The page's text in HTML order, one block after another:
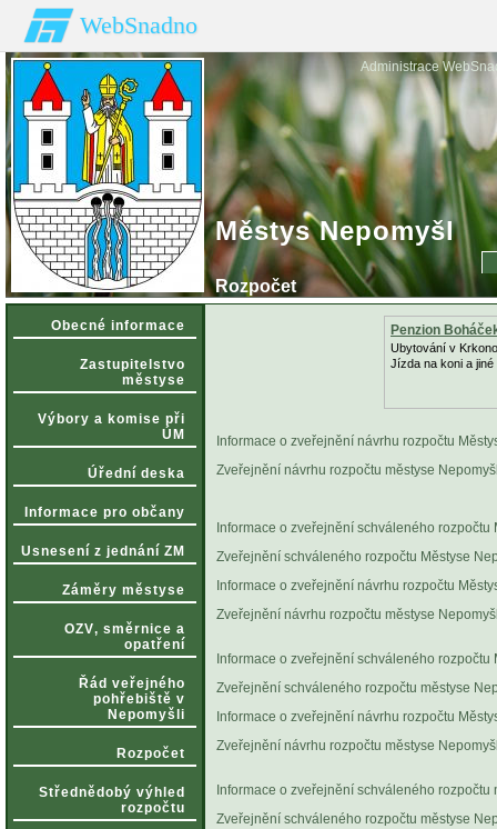
WebSnadno
Administrace
Městys Nepomyšl
Rozpočet
Obecné informace
Zastupitelstvo
městyse
Výbory a komise při
ÚM
Úřední deska
Informace pro občany
Usnesení z jednání ZM
Záměry městyse
OZV‚ směrnice a
opatření
Řád veřejného
pohřebiště v
Nepomyšli
Rozpočet
Střednědobý výhled
rozpočtu
Penzion
Ubytování v
Jízda na koni a jiné
Informace o zveřejnění návrhu rozpočtu
Zveřejnění návrhu rozpočtu městyse
Informace o zveřejnění schváleného
Zveřejnění schváleného rozpočtu Městyse
Informace o zveřejnění návrhu rozpočtu
Zveřejnění návrhu rozpočtu městyse
Informace o zveřejnění schváleného
Zveřejnění schváleného rozpočtu městyse
Informace o zveřejnění návrhu rozpočtu
Zveřejnění návrhu rozpočtu městyse
Informace o zveřejnění schváleného
Zveřejnění schváleného rozpočtu městyse